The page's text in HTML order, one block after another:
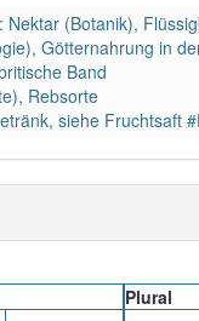
Nektar (Botanik),
Götternahrung in
Band
Rebsorte
siehe Fruchtsaft
Plural